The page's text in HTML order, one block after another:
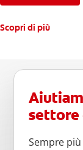
Scopri di più
settore
Sempre